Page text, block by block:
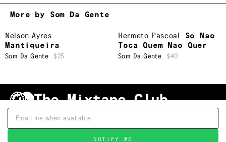
More by Som Da Gente
Nelson Ayres
Mantiqueira
Som Da Gente $25
Hermeto Pascoal
So Nao
Toca Quem Nao Quer
Som Da Gente $40
Shipping & Handling
NOTIFY ME